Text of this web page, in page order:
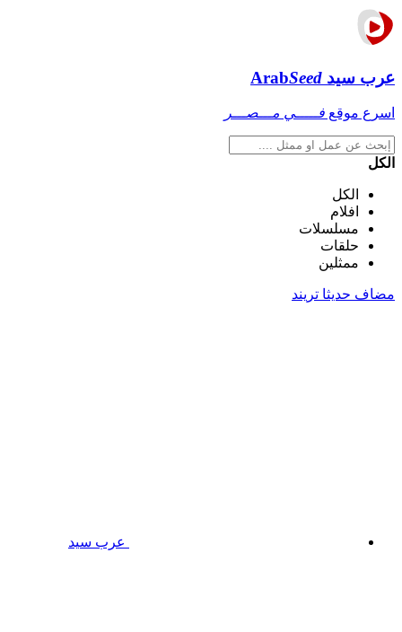
عرب سيد ArabSeed
اسرع موقع فـــــي مـــصـــر
الكل
الكل
افلام
مسلسلات
حلقات
ممثلين
مضاف حديثا تريند
عرب سيد